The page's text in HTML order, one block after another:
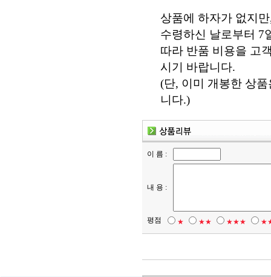
상품에 하자가 없지
수령하신 날로부터 7
따라 반품 비용을 고
시기 바랍니다.
(단, 이미 개봉한 상
니다.)
이 름 :
내 용 :
평점 ★ ★★ ★★★